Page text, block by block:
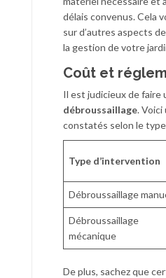
délais convenus. Cela
sur d’autres aspects
la gestion de votre
Coût et
Il est judicieux de faire
débroussaillage. Voici
constatés selon le
Type d’intervention
Débroussaillage
Débroussaillage
mécanique
De plus, sachez que